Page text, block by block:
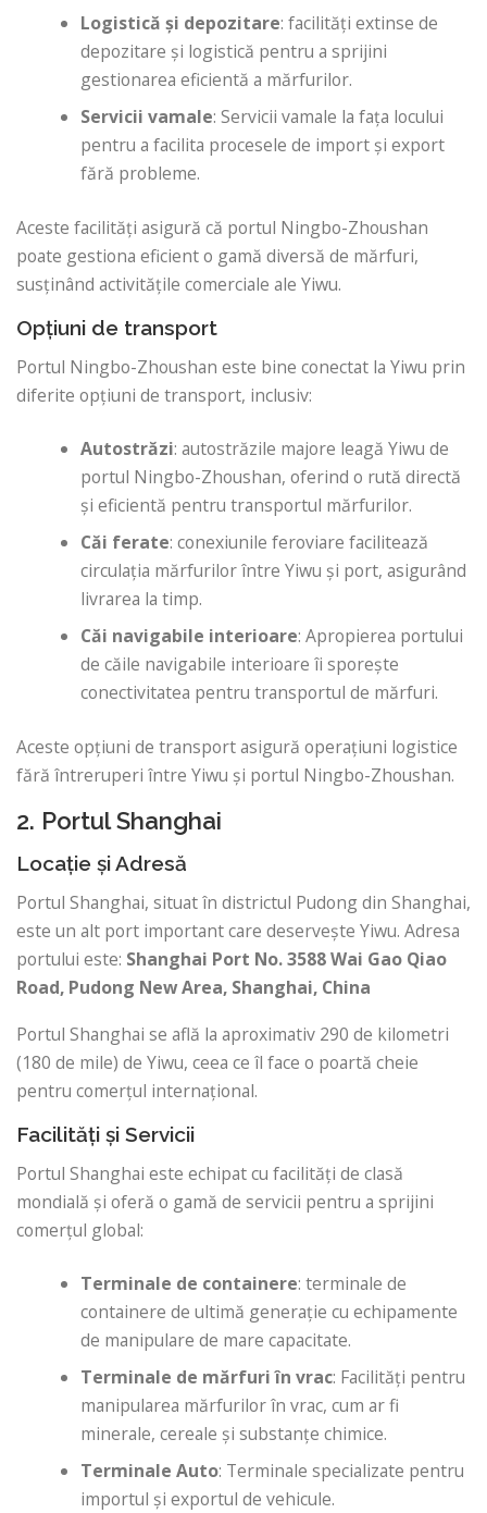
Logistică și depozitare: facilități extinse de
depozitare și logistică pentru a sprijini
gestionarea eficientă a mărfurilor.
Servicii vamale: Servicii vamale la fața locului
pentru a facilita procesele de import și export
fără probleme.
Aceste facilități asigură că portul Ningbo-Zhoushan
poate gestiona eficient o gamă diversă de mărfuri,
susținând activitățile comerciale ale Yiwu.
Opțiuni de transport
Portul Ningbo-Zhoushan este bine conectat la Yiwu prin
diferite opțiuni de transport, inclusiv:
Autostrăzi: autostrăzile majore leagă Yiwu de
portul Ningbo-Zhoushan, oferind o rută directă
și eficientă pentru transportul mărfurilor.
Căi ferate: conexiunile feroviare facilitează
circulația mărfurilor între Yiwu și port, asigurând
livrarea la timp.
Căi navigabile interioare: Apropierea portului
de căile navigabile interioare îi sporește
conectivitatea pentru transportul de mărfuri.
Aceste opțiuni de transport asigură operațiuni logistice
fără întreruperi între Yiwu și portul Ningbo-Zhoushan.
2. Portul Shanghai
Locație și Adresă
Portul Shanghai, situat în districtul Pudong din Shanghai,
este un alt port important care deservește Yiwu. Adresa
portului este: Shanghai Port No. 3588 Wai Gao Qiao
Road, Pudong New Area, Shanghai, China
Portul Shanghai se află la aproximativ 290 de kilometri
(180 de mile) de Yiwu, ceea ce îl face o poartă cheie
pentru comerțul internațional.
Facilități și Servicii
Portul Shanghai este echipat cu facilități de clasă
mondială și oferă o gamă de servicii pentru a sprijini
comerțul global:
Terminale de containere: terminale de
containere de ultimă generație cu echipamente
de manipulare de mare capacitate.
Terminale de mărfuri în vrac: Facilități pentru
manipularea mărfurilor în vrac, cum ar fi
minerale, cereale și substanțe chimice.
Terminale Auto: Terminale specializate pentru
importul și exportul de vehicule.